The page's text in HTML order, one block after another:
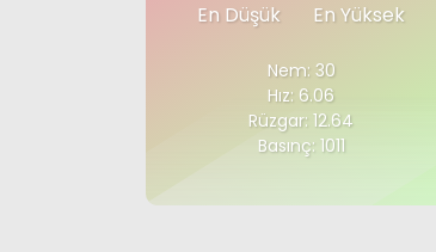
En Düşük En Yüksek
Nem: 30
Hız: 6.06
Rüzgar: 12.64
Basınç: 1011